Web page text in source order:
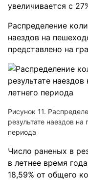
увеличивается с
Распределение
наездов на
представлено на
Рисунок 11.
результате наездов
периода
Число раненых в
в летнее время
18,59% от общего